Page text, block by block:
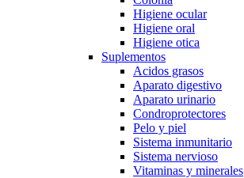
Higiene ocular
Higiene oral
Higiene otica
Suplementos
Acidos grasos
Aparato digestivo
Aparato urinario
Condroprotectores
Pelo y piel
Sistema inmunitario
Sistema nervioso
Vitaminas y minerales